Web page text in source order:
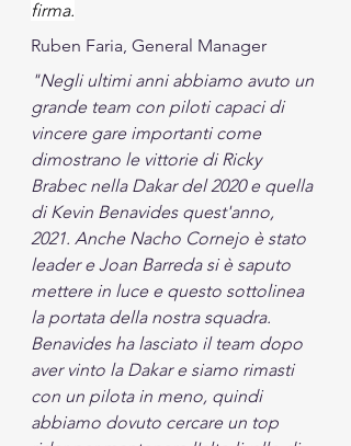
firma.
Ruben Faria, General Manager
"Negli ultimi anni abbiamo avuto un
grande team con piloti capaci di
vincere gare importanti come
dimostrano le vittorie di Ricky
Brabec nella Dakar del 2020 e quella
di Kevin Benavides quest'anno,
2021. Anche Nacho Cornejo è stato
leader e Joan Barreda si è saputo
mettere in luce e questo sottolinea
la portata della nostra squadra.
Benavides ha lasciato il team dopo
aver vinto la Dakar e siamo rimasti
con un pilota in meno, quindi
abbiamo dovuto cercare un top